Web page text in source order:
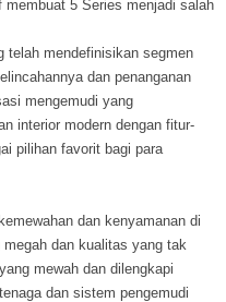
5 Series menjadi salah
telah mendefinisikan segmen
dan penanganan
mengemudi yang
interior modern dengan fitur-
pilihan favorit bagi para
dan kenyamanan di
dan kualitas yang tak
mewah dan dilengkapi
dan sistem pengemudi